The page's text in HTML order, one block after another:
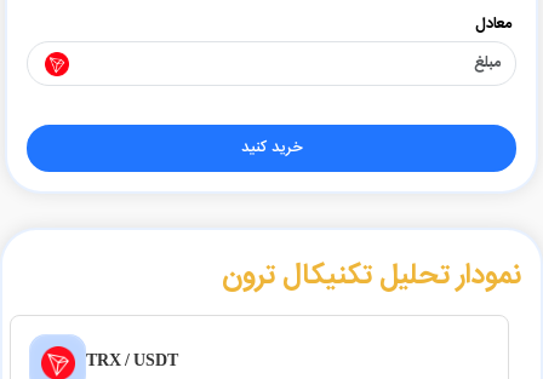
معادل
خرید کنید
نمودار تحلیل تکنیکال ترون
TRX / USDT